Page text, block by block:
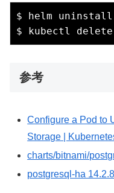
$ helm uninstall
参考
Configure a Pod to
Storage |
charts/bitnami/
postgresql-ha